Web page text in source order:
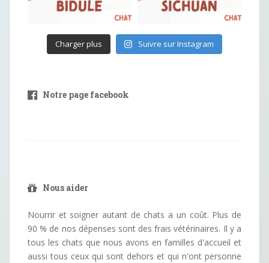
Charger plus Suivre sur Instagram
Notre page facebook
Nous aider
Nourrir et soigner autant de chats a un coût. Plus de
90 % de nos dépenses sont des frais vétérinaires. Il y a
tous les chats que nous avons en familles d'accueil et
aussi tous ceux qui sont dehors et qui n'ont personne